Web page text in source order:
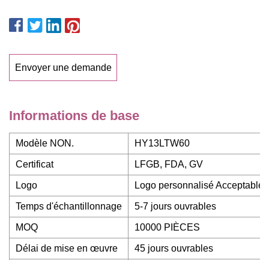
Envoyer une demande
Informations de base
Modèle NON. HY13LTW60
Certificat LFGB, FDA, GV
Logo Logo personnalisé Acceptable
Temps d'échantillonnage 5-7 jours ouvrables
MOQ 10000 PIÈCES
Délai de mise en œuvre 45 jours ouvrables